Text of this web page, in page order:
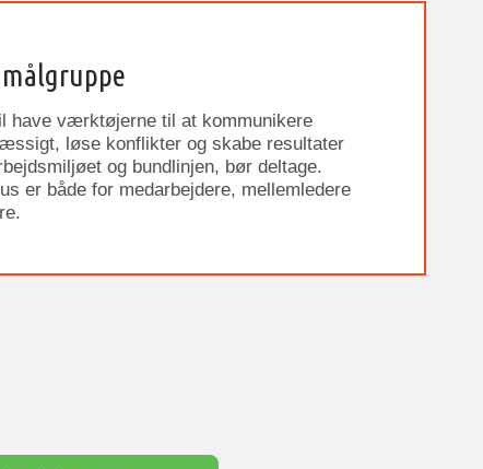
have værktøjerne til at kommunikere
løse konflikter og skabe resultater
og bundlinjen, bør deltage.
er både for medarbejdere, mellemledere